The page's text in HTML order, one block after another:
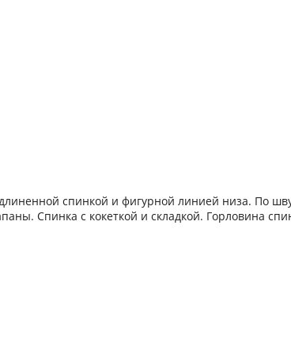
спинкой и фигурной линией низа. По
Спинка с кокеткой и складкой. Горловина